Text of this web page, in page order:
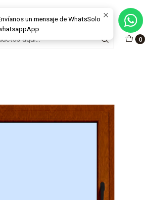
0
FABRICANDO E INSTALANDO SOLUCIONES DE
CRISTAL Y VENTANAS
PVC roble + termopanel (Manilla
un mensaje de WhatsSolo